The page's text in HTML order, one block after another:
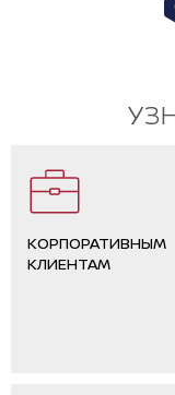
КОРПОРАТИВНЫМ
КЛИЕНТАМ